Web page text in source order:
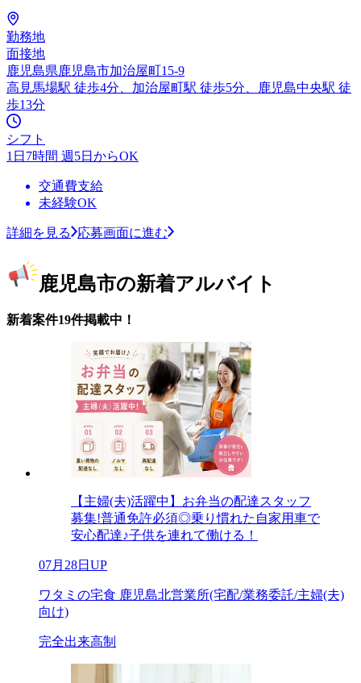
勤務地
面接地
鹿児島県鹿児島市加治屋町15-9
高見馬場駅 徒歩4分、加治屋町駅 徒歩5分、鹿児島中央駅 徒
歩13分
シフト
1日7時間 週5日からOK
交通費支給
未経験OK
詳細を見る 応募画面に進む
鹿児島市の新着アルバイト
新着案件19件掲載中！
【主婦(夫)活躍中】お弁当の配達スタッフ
募集!普通免許必須◎乗り慣れた自家用車で
安心配達♪子供を連れて働ける！
07月28日UP
ワタミの宅食 鹿児島北営業所(宅配/業務委託/主婦(夫)
向け)
完全出来高制